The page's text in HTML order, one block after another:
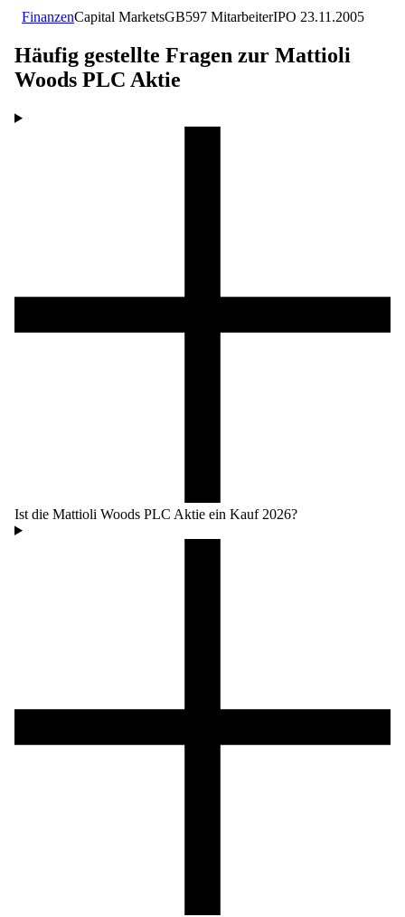
FinanzenCapital MarketsGB597 MitarbeiterIPO 23.11.2005
Häufig gestellte Fragen zur Mattioli
Woods PLC Aktie
Ist die Mattioli Woods PLC Aktie ein Kauf 2026?